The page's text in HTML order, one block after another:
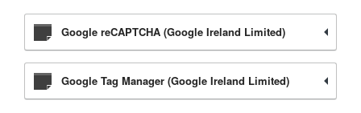
Google reCAPTCHA (Google Ireland Limited)
Google Tag Manager (Google Ireland Limited)